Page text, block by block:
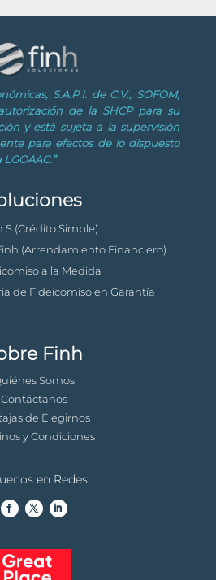
S.A.P.I. de C.V., SOFOM,
de la SHCP para su
y está sujeta a la supervisión
para efectos de lo dispuesto
S (Crédito Simple)
(Arrendamiento Financiero)
a la Medida
de Fideicomiso en Garantía
Finh
Somos
Contáctanos
de Elegirnos
y Condiciones
en Redes